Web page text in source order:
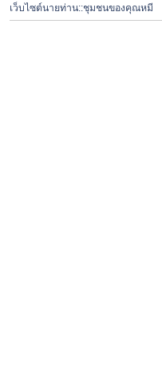
เว็บไซต์นายท่าน::ชุมชนของคุณหมี